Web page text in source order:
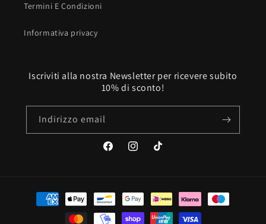
Termini E Condizioni
Informativa privacy
Iscriviti alla nostra Newsletter per ricevere subito
10% di sconto!
Indirizzo email
FacebookInstagramTikTok
Metodi